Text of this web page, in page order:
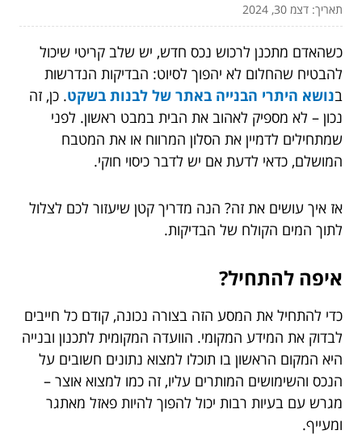
תאריך: דצמ 30, 2024
כשהאדם מתכנן לרכוש נכס חדש, יש שלב קריטי שיכול
להבטיח שהחלום לא יהפוך לסיוט: הבדיקות הנדרשות
בנושא היתרי הבנייה באתר של לבנות בשקט. כן, זה
נכון – לא מספיק לאהוב את הבית במבט ראשון. לפני
שמתחילים לדמיין את הסלון המרווח או את המטבח
המושלם, כדאי לדעת אם יש לדבר כיסוי חוקי.
אז איך עושים את זה? הנה מדריך קטן שיעזור לכם לצלול
לתוך המים הקולח של הבדיקות.
איפה להתחיל?
כדי להתחיל את המסע הזה בצורה נכונה, קודם כל חייבים
לבדוק את המידע המקומי. הוועדה המקומית לתכנון ובנייה
היא המקום הראשון בו תוכלו למצוא נתונים חשובים על
הנכס והשימושים המותרים עליו, זה כמו למצוא אוצר –
מגרש עם בעיות רבות יכול להפוך להיות פאזל מאתגר
ומעייף.